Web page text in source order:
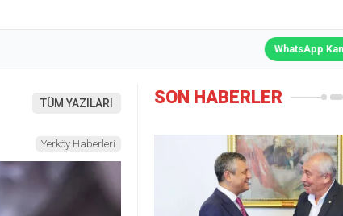
WhatsApp
TÜM YAZILARI
Yerköy Haberleri
SON HABERLER